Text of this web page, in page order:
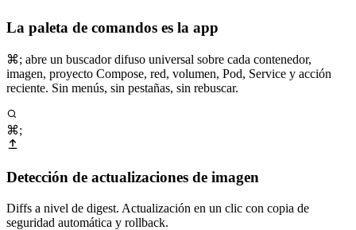
La paleta de comandos es la app
⌘; abre un buscador difuso universal sobre cada contenedor,
imagen, proyecto Compose, red, volumen, Pod, Service y acción
reciente. Sin menús, sin pestañas, sin rebuscar.
⌘;
Detección de actualizaciones de imagen
Diffs a nivel de digest. Actualización en un clic con copia de
seguridad automática y rollback.